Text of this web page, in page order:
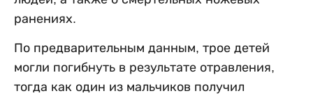
ранениях.
По предварительным данным, трое детей
могли погибнуть в результате отравления,
тогда как один из мальчиков получил